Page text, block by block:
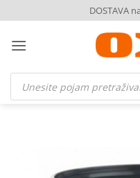
to
content
DOSTAVA
Products
search